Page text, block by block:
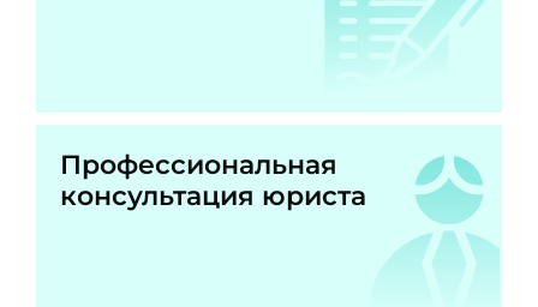
Профессиональная
консультация юриста